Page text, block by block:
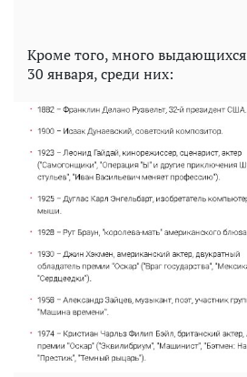
Кроме того, много
30 января, среди них: